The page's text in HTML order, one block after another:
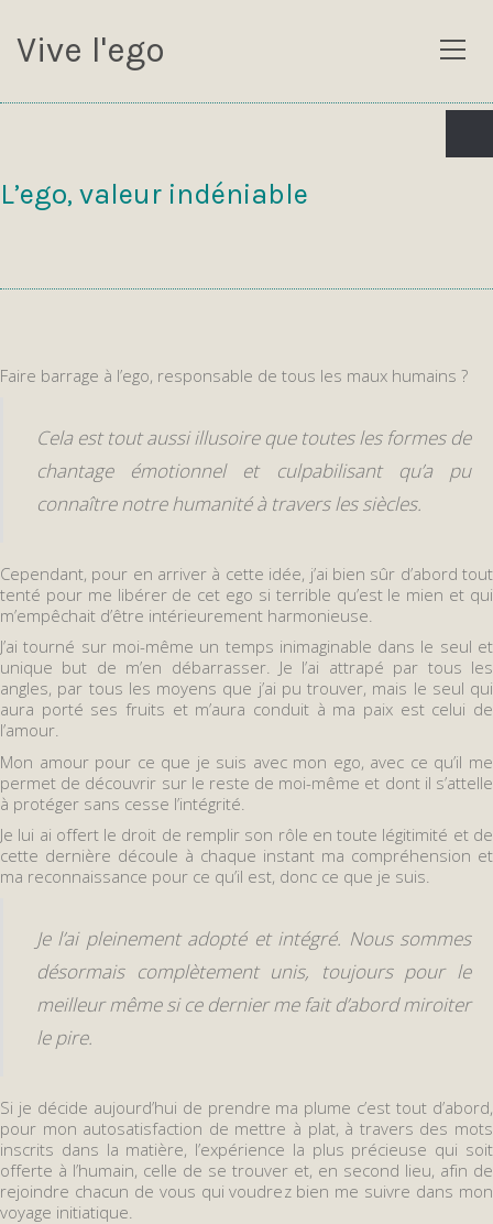
Vive l'ego
L’ego, valeur indéniable
Faire barrage à l’ego, responsable de tous les maux humains ?
Cela est tout aussi illusoire que toutes les formes de
chantage émotionnel et culpabilisant qu’a pu
connaître notre humanité à travers les siècles.
Cependant, pour en arriver à cette idée, j’ai bien sûr d’abord tout
tenté pour me libérer de cet ego si terrible qu’est le mien et qui
m’empêchait d’être intérieurement harmonieuse.
J’ai tourné sur moi-même un temps inimaginable dans le seul et
unique but de m’en débarrasser. Je l’ai attrapé par tous les
angles, par tous les moyens que j’ai pu trouver, mais le seul qui
aura porté ses fruits et m’aura conduit à ma paix est celui de
l’amour.
Mon amour pour ce que je suis avec mon ego, avec ce qu’il me
permet de découvrir sur le reste de moi-même et dont il s’attelle
à protéger sans cesse l’intégrité.
Je lui ai offert le droit de remplir son rôle en toute légitimité et de
cette dernière découle à chaque instant ma compréhension et
ma reconnaissance pour ce qu’il est, donc ce que je suis.
Je l’ai pleinement adopté et intégré. Nous sommes
désormais complètement unis, toujours pour le
meilleur même si ce dernier me fait d’abord miroiter
le pire.
Si je décide aujourd’hui de prendre ma plume c’est tout d’abord,
pour mon autosatisfaction de mettre à plat, à travers des mots
inscrits dans la matière, l’expérience la plus précieuse qui soit
offerte à l’humain, celle de se trouver et, en second lieu, afin de
rejoindre chacun de vous qui voudrez bien me suivre dans mon
voyage initiatique.